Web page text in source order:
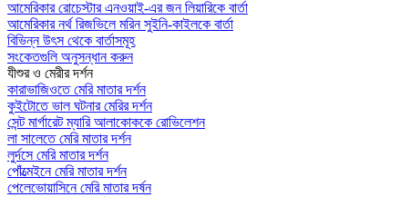
আমেরিকার রোচেস্টার এনওয়াই-এর জন লিয়ারিকে বার্তা
আমেরিকার নর্থ রিজভিলে মরিন সুইনি-কাইলকে বার্তা
বিভিন্ন উৎস থেকে বার্তাসমূহ
সংকেতগুলি অনুসন্ধান করুন
যীশুর ও মেরীর দর্শন
কারাভাজিওতে মেরি মাতার দর্শন
কুইটোতে ভাল ঘটনার মেরির দর্শন
সেন্ট মার্গারেট ম্যারি আলাকোককে রোভিলেশন
লা সালেতে মেরি মাতার দর্শন
লুর্দসে মেরি মাতার দর্শন
পোঁত্মেইনে মেরি মাতার দর্শন
পেলেভোয়াসিনে মেরি মাতার দর্ষন